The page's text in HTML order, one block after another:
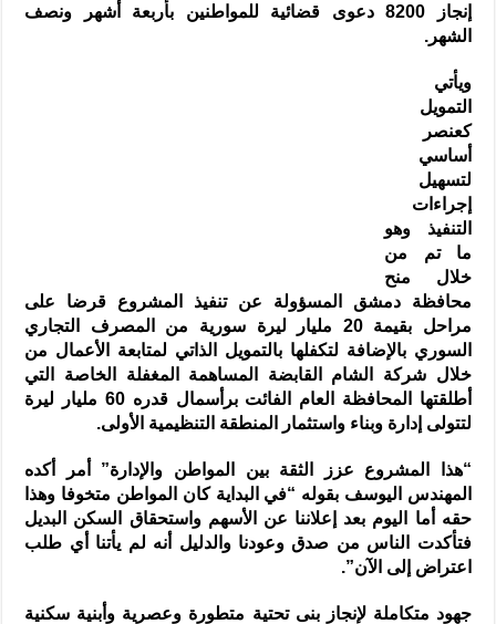
إنجاز 8200 دعوى قضائية للمواطنين بأربعة أشهر ونصف
الشهر.
ويأتي
التمويل
كعنصر
أساسي
لتسهيل
إجراءات
التنفيذ وهو
ما تم من
خلال منح
محافظة دمشق المسؤولة عن تنفيذ المشروع قرضا على
مراحل بقيمة 20 مليار ليرة سورية من المصرف التجاري
السوري بالإضافة لتكفلها بالتمويل الذاتي لمتابعة الأعمال من
خلال شركة الشام القابضة المساهمة المغفلة الخاصة التي
أطلقتها المحافظة العام الفائت برأسمال قدره 60 مليار ليرة
لتتولى إدارة وبناء واستثمار المنطقة التنظيمية الأولى.
“هذا المشروع عزز الثقة بين المواطن والإدارة” أمر أكده
المهندس اليوسف بقوله “في البداية كان المواطن متخوفا وهذا
حقه أما اليوم بعد إعلاننا عن الأسهم واستحقاق السكن البديل
فتأكدت الناس من صدق وعودنا والدليل أنه لم يأتنا أي طلب
اعتراض إلى الآن”.
جهود متكاملة لإنجاز بنى تحتية متطورة وعصرية وأبنية سكنية